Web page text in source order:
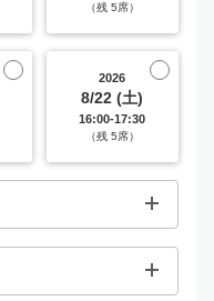
（残 5席）
2026
8/22 (土)
16:00-17:30
（残 5席）